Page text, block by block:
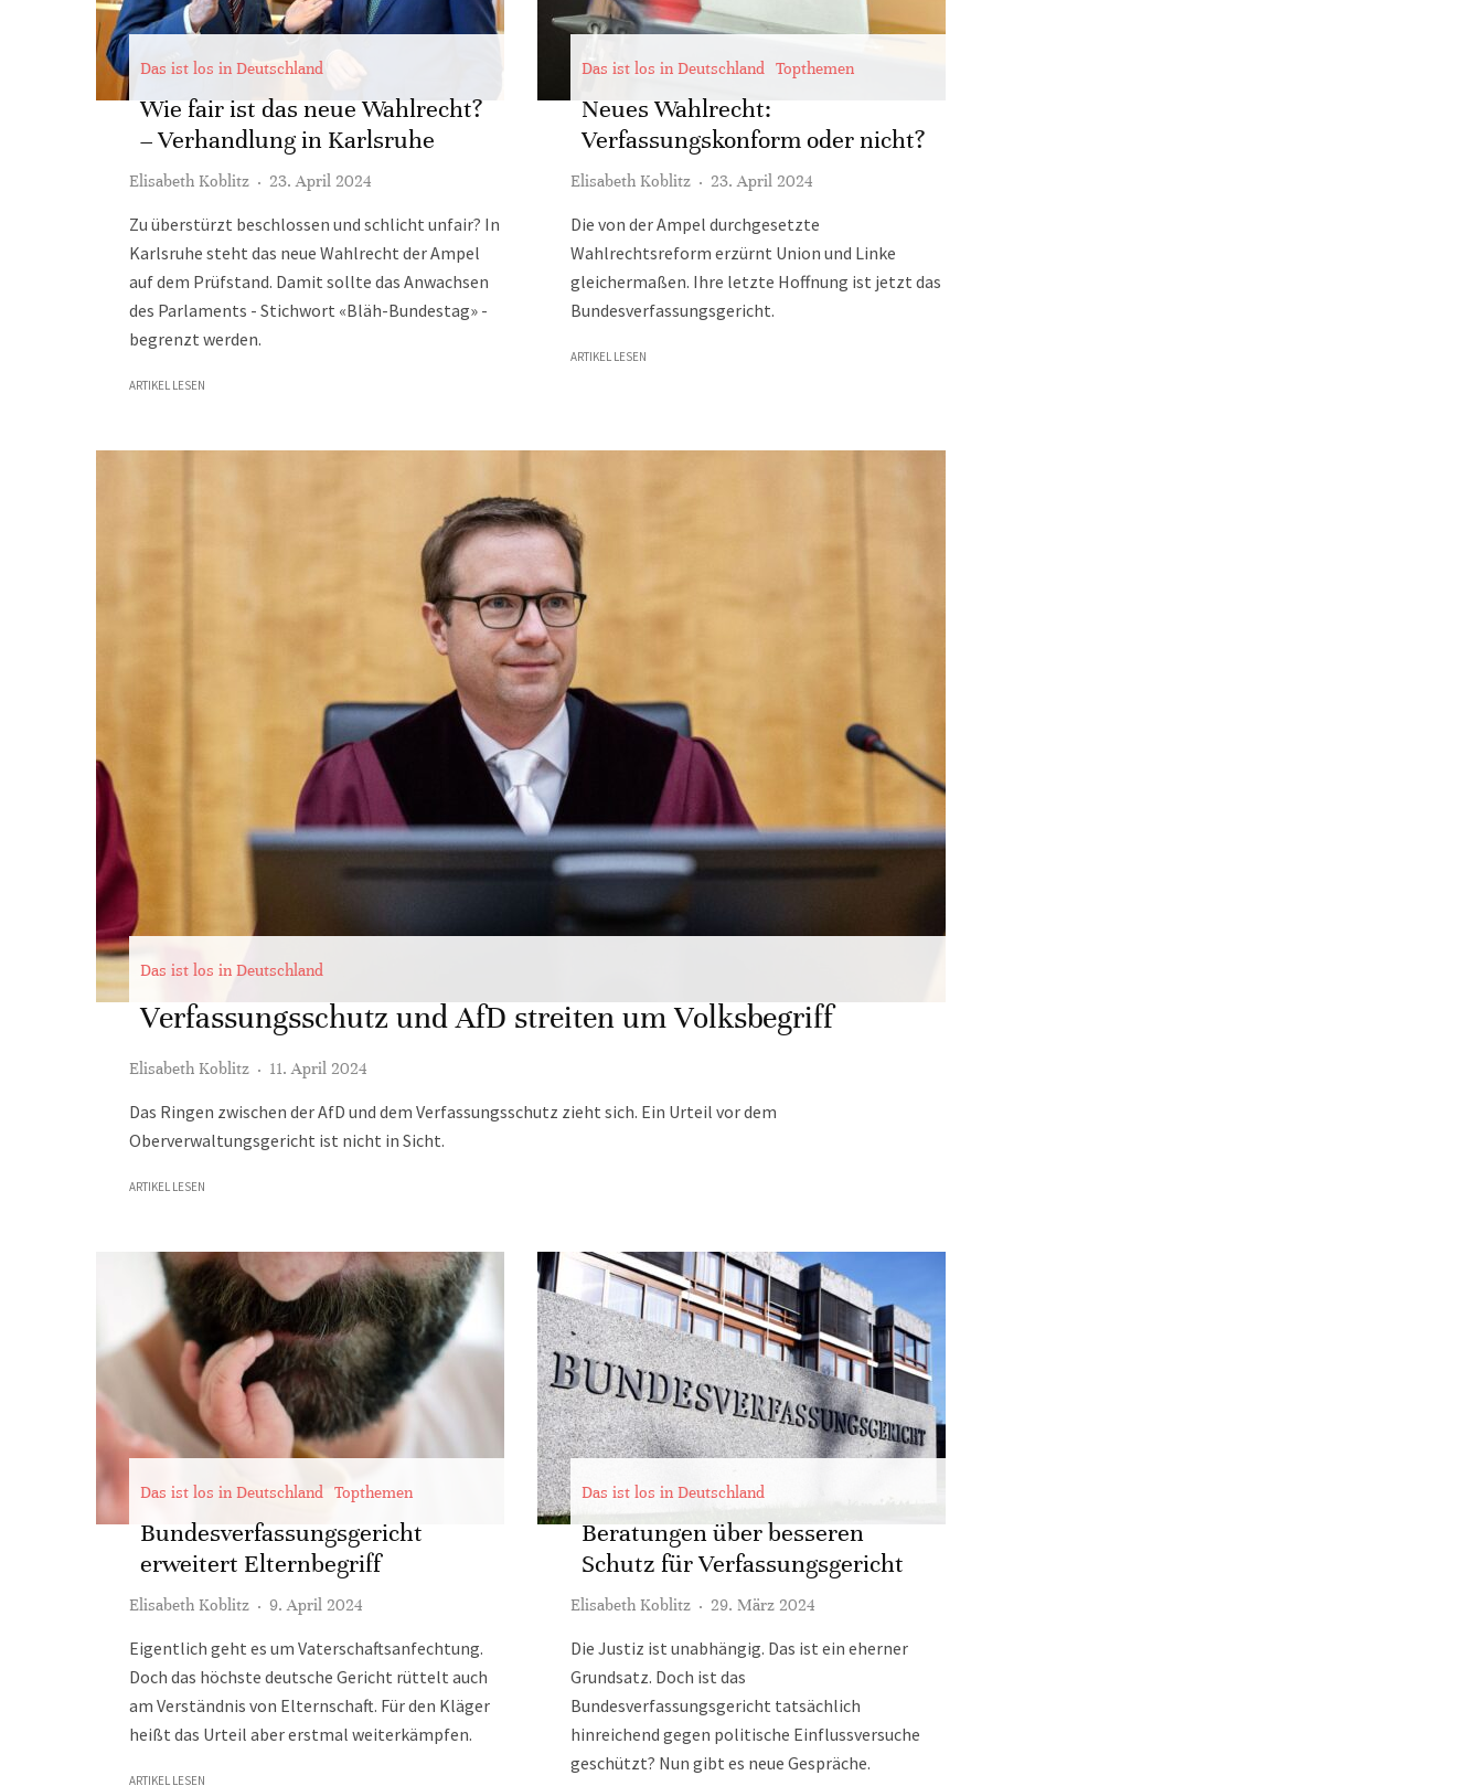
Das ist los in Deutschland
Wie fair ist das neue Wahlrecht?
– Verhandlung in Karlsruhe
Elisabeth Koblitz · 23. April 2024
Zu überstürzt beschlossen und schlicht unfair? In
Karlsruhe steht das neue Wahlrecht der Ampel
auf dem Prüfstand. Damit sollte das Anwachsen
des Parlaments - Stichwort «Bläh-Bundestag» -
begrenzt werden.
ARTIKEL LESEN
Das ist los in Deutschland Topthemen
Neues Wahlrecht:
Verfassungskonform oder nicht?
Elisabeth Koblitz · 23. April 2024
Die von der Ampel durchgesetzte
Wahlrechtsreform erzürnt Union und Linke
gleichermaßen. Ihre letzte Hoffnung ist jetzt das
Bundesverfassungsgericht.
ARTIKEL LESEN
Das ist los in Deutschland
Verfassungsschutz und AfD streiten um Volksbegriff
Elisabeth Koblitz · 11. April 2024
Das Ringen zwischen der AfD und dem Verfassungsschutz zieht sich. Ein Urteil vor dem
Oberverwaltungsgericht ist nicht in Sicht.
ARTIKEL LESEN
Das ist los in Deutschland Topthemen
Bundesverfassungsgericht
erweitert Elternbegriff
Elisabeth Koblitz · 9. April 2024
Eigentlich geht es um Vaterschaftsanfechtung.
Doch das höchste deutsche Gericht rüttelt auch
am Verständnis von Elternschaft. Für den Kläger
heißt das Urteil aber erstmal weiterkämpfen.
ARTIKEL LESEN
Das ist los in Deutschland
Beratungen über besseren
Schutz für Verfassungsgericht
Elisabeth Koblitz · 29. März 2024
Die Justiz ist unabhängig. Das ist ein eherner
Grundsatz. Doch ist das
Bundesverfassungsgericht tatsächlich
hinreichend gegen politische Einflussversuche
geschützt? Nun gibt es neue Gespräche.